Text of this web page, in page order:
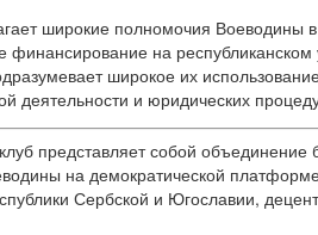
широкие полномочия Воеводины
финансирование на
широкое их
деятельности и юридических
представляет собой
на демократической
Сербской и Югославии,